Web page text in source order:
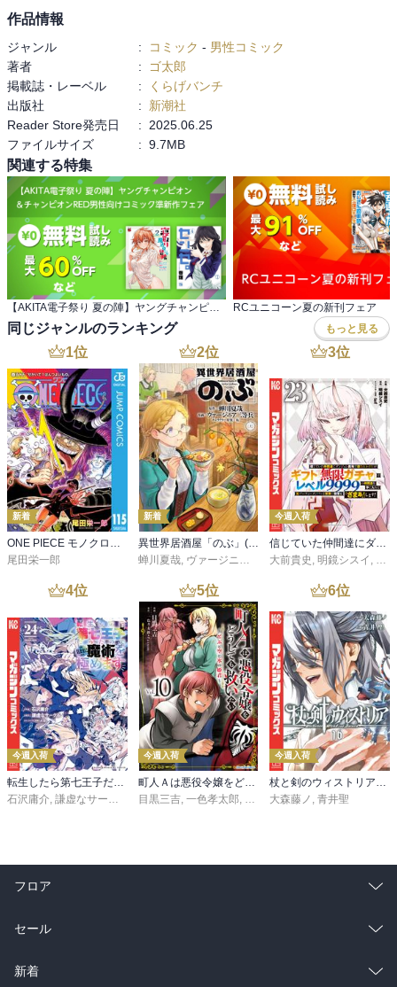
作品情報
ジャンル : コミック - 男性コミック
著者
:
ゴ太郎
掲載誌・レーベル
:
くらげバンチ
出版社
:
新潮社
Reader Store発売日
:
2025.06.25
ファイルサイズ
: 9.7MB
関連する特集
【AKITA電子祭り 夏の陣】ヤングチャンピオン ＆チャンピオンRED男性向けコミック準新作フェア RCユニコーン夏の新刊フェア
同じジャンルのランキング もっと見る
1位
新着
ONE PIECE モノクロ版 115
尾田栄一郎
2位
新着
異世界居酒屋「のぶ」(22)
蝉川夏哉, ヴァージニア二等兵 ,転
3位
今週入荷
信じていた仲間達にダンジョン奥地で殺されかけたがギフト『無限ガチャ』でレベル９９９９の仲間達を手に入れて元パーティーメンバーと世界に復讐＆『ざまぁ！』します！（２３）
大前貴史 , 明鏡シスイ , ｔ
4位
今週入荷
石沢庸介 謙虚なサークル メル。
5位
今週入荷
目黒三吉 一色孝太郎 Parum
6位
今週入荷
大森藤ノ 青井聖
フロア
総合
ラノベ
セール
総合
新着